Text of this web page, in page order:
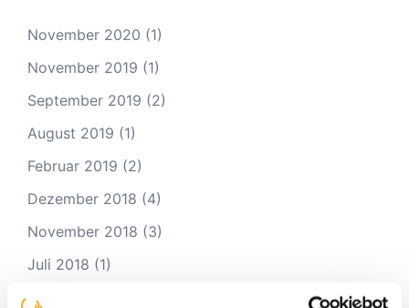
November 2020 (1)
November 2019 (1)
September 2019 (2)
August 2019 (1)
Februar 2019 (2)
Dezember 2018 (4)
November 2018 (3)
Juli 2018 (1)
Juni 2018